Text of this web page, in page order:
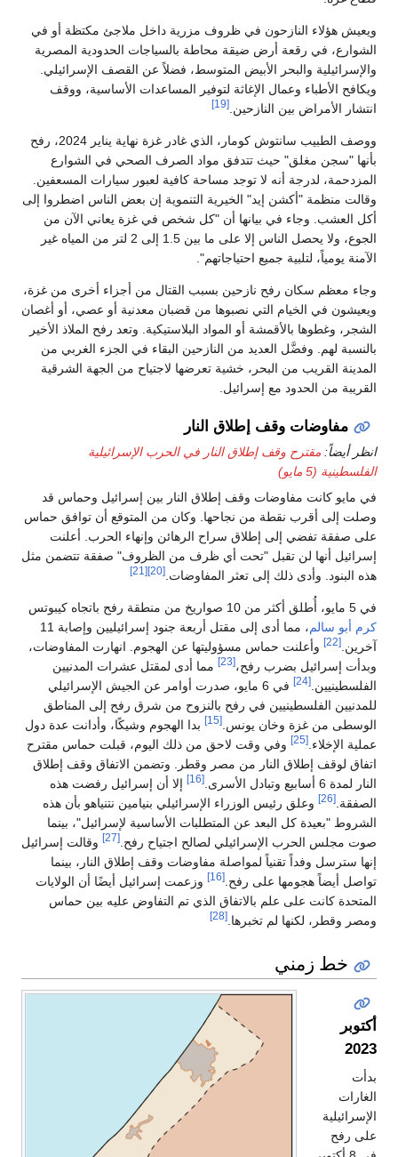
ويعيش هؤلاء النازحون في ظروف مزرية داخل ملاجئ مكتظة أو في
الشوارع، في رقعة أرض ضيقة محاطة بالسياجات الحدودية المصرية
والإسرائيلية والبحر الأبيض المتوسط، فضلاً عن القصف الإسرائيلي.
ويكافح الأطباء وعمال الإغاثة لتوفير المساعدات الأساسية، ووقف
انتشار الأمراض بين النازحين. [19]
ووصف الطبيب سانتوش كومار، الذي غادر غزة نهاية يناير 2024، رفح
بأنها "سجن مغلق" حيث تتدفق مواد الصرف الصحي في الشوارع
المزدحمة، لدرجة أنه لا توجد مساحة كافية لعبور سيارات المسعفين.
وقالت منظمة "أكشن إيد" الخيرية التنموية إن بعض الناس اضطروا إلى
أكل العشب. وجاء في بيانها أن "كل شخص في غزة يعاني الآن من
الجوع، ولا يحصل الناس إلا على ما بين 1.5 إلى 2 لتر من المياه غير
الآمنة يومياً، لتلبية جميع احتياجاتهم".
وجاء معظم سكان رفح نازحين بسبب القتال من أجزاء أخرى من غزة،
ويعيشون في الخيام التي نصبوها من قضبان معدنية أو عصي، أو أغصان
الشجر، وغطوها بالأقمشة أو المواد البلاستيكية. وتعد رفح الملاذ الأخير
بالنسبة لهم. وفضَّل العديد من النازحين البقاء في الجزء الغربي من
المدينة القريب من البحر، خشية تعرضها لاجتياح من الجهة الشرقية
القريبة من الحدود مع إسرائيل.
مفاوضات وقف إطلاق النار
انظر أيضاً: مقترح وقف إطلاق النار في الحرب الإسرائيلية
الفلسطينية (5 مايو)
في مايو كانت مفاوضات وقف إطلاق النار بين إسرائيل وحماس قد
وصلت إلى أقرب نقطة من نجاحها. وكان من المتوقع أن توافق حماس
على صفقة تفضي إلى إطلاق سراح الرهائن وإنهاء الحرب. أعلنت
إسرائيل أنها لن تقبل "تحت أي ظرف من الظروف" صفقة تتضمن مثل
هذه البنود. وأدى ذلك إلى تعثر المفاوضات. [20]
[21]
في 5 مايو، أُطلق أكثر من 10 صواريخ من منطقة رفح باتجاه كيبوتس
كرم أبو سالم
، مما أدى إلى مقتل أربعة جنود إسرائيليين وإصابة 11
آخرين. [22]
وأعلنت حماس مسؤوليتها عن الهجوم. انهارت المفاوضات،
وبدأت إسرائيل بضرب رفح،[23]
مما أدى لمقتل عشرات المدنيين
الفلسطينيين. [24]
في 6 مايو، صدرت أوامر عن الجيش الإسرائيلي
للمدنيين الفلسطينيين في رفح بالنزوح من شرق رفح إلى المناطق
الوسطى من غزة وخان يونس. [15]
بدا الهجوم وشيكًا، وأدانت عدة دول
عملية الإخلاء. [25]
وفي وقت لاحق من ذلك اليوم، قبلت حماس مقترح
اتفاق لوقف إطلاق النار من مصر وقطر. وتضمن الاتفاق وقف إطلاق
النار لمدة 6 أسابيع وتبادل الأسرى.
[16]
إلا أن إسرائيل رفضت هذه
الصفقة. [26]
وعلق رئيس الوزراء الإسرائيلي بنيامين نتنياهو بأن هذه
الشروط "بعيدة كل البعد عن المتطلبات الأساسية لإسرائيل"، بينما
صوت مجلس الحرب الإسرائيلي لصالح اجتياح رفح. [27]
وقالت إسرائيل
إنها سترسل وفداً تقنياً لمواصلة مفاوضات وقف إطلاق النار، بينما
تواصل أيضاً هجومها على رفح. [16]
وزعمت إسرائيل أيضًا أن الولايات
المتحدة كانت على علم بالاتفاق الذي تم التفاوض عليه بين حماس
ومصر وقطر، لكنها لم تخبرها. [28]
خط زمني
أكتوبر
2023
بدأت
الغارات
الإسرائيلية
على رفح